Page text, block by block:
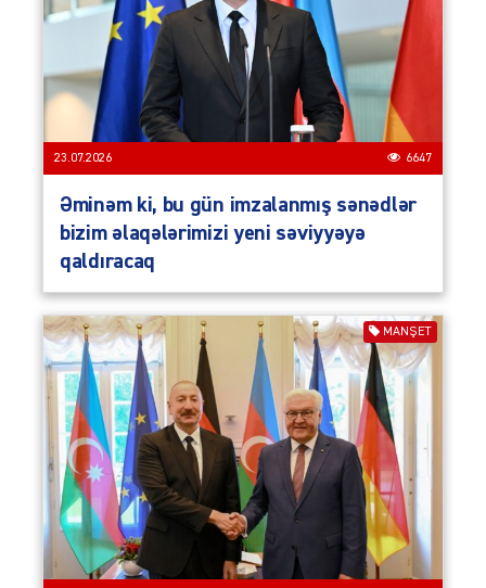
23.07.2026 6647
Əminəm ki, bu gün imzalanmış sənədlər
bizim əlaqələrimizi yeni səviyyəyə
qaldıracaq
MANŞET